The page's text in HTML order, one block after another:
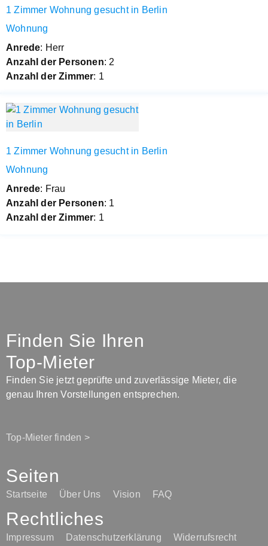
1 Zimmer Wohnung gesucht in Berlin
Wohnung
Anrede: Herr
Anzahl der Personen: 2
Anzahl der Zimmer: 1
1 Zimmer Wohnung gesucht in Berlin
Wohnung
Anrede: Frau
Anzahl der Personen: 1
Anzahl der Zimmer: 1
Finden Sie Ihren
Top-Mieter
Finden Sie jetzt geprüfte und zuverlässige Mieter, die
genau Ihren Vorstellungen entsprechen.
Top-Mieter finden >
Seiten
Startseite Über Uns Vision FAQ
Rechtliches
Impressum Datenschutzerklärung Widerrufsrecht